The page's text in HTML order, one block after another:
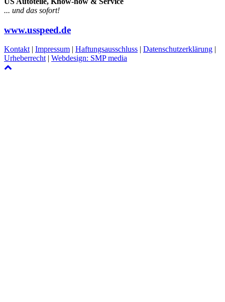
... und das sofort!
www.usspeed.de
Kontakt | Impressum | Haftungsausschluss | Datenschutzerklärung |
Urheberrecht | Webdesign: SMP media